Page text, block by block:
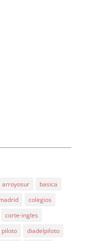
arroyosur
basica
colegios
corte-ingles
piloto
diadelpiloto